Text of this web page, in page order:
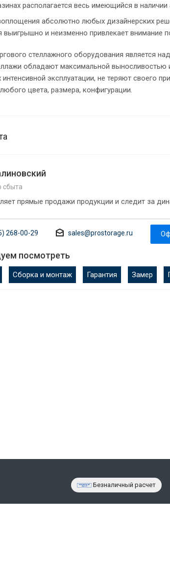
располагается весь имеющийся в наличии
абсолютно любых дизайнерских
и неизменно привлекает внимание
стеллажного оборудования является
обладают максимальной выносливостью
эксплуатации, не теряют своего
цвета, размера, конфигурации.
сбыта
прямые продажи продукции и следит за
268-00-29 sales@prostorage.ru
посмотреть
Сборка и монтаж Гарантия Замер
Безналичный расчет